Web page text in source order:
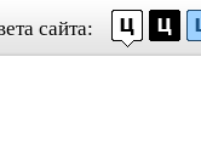
сайта: